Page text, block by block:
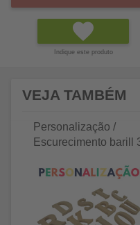
Indique este produto
VEJA TAMBÉM
Personalização /
Escurecimento barill